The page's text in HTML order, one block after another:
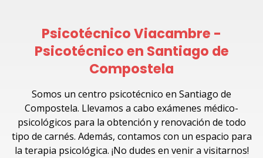
Psicotécnico Viacambre -
Psicotécnico en Santiago de
Compostela
Somos un centro psicotécnico en Santiago de
Compostela. Llevamos a cabo exámenes médico-
psicológicos para la obtención y renovación de todo
tipo de carnés. Además, contamos con un espacio para
la terapia psicológica. ¡No dudes en venir a visitarnos!